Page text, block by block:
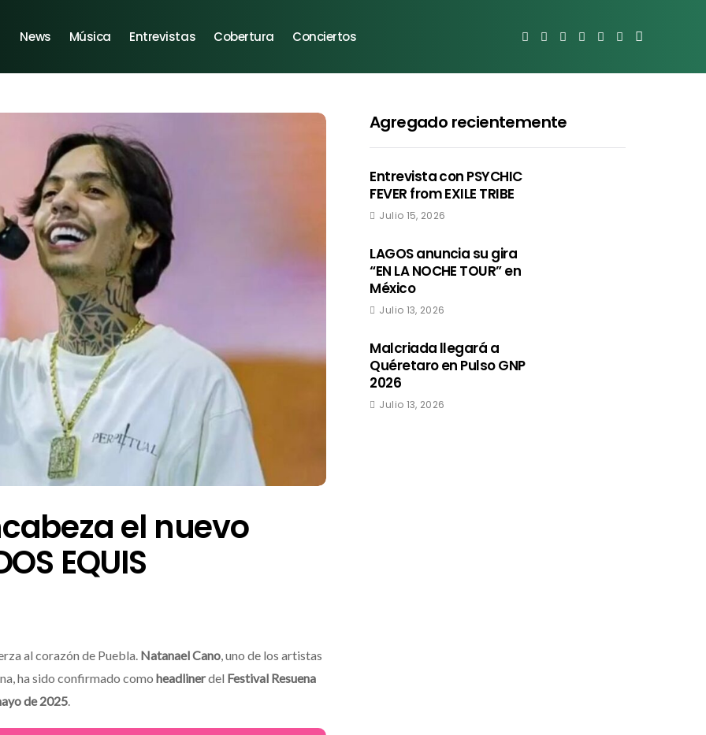
News Música Entrevistas Cobertura Conciertos
el nuevo
EQUIS
al corazón de Puebla. Natanael Cano, uno de los artistas
ha sido confirmado como headlinerdel Festival Resuena
de 2025.
Agregado recientemente
Entrevista con PSYCHIC
FEVER from EXILE TRIBE
Julio 15, 2026
LAGOS anuncia su gira
“EN LA NOCHE TOUR” en
México
Julio 13, 2026
Malcriada llegará a
Quéretaro en Pulso GNP
2026
Julio 13, 2026